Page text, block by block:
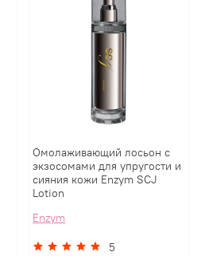
Омолаживающий лосьон с
экзосомами для упругости и
сияния кожи Enzym SCJ
Lotion
Enzym
5